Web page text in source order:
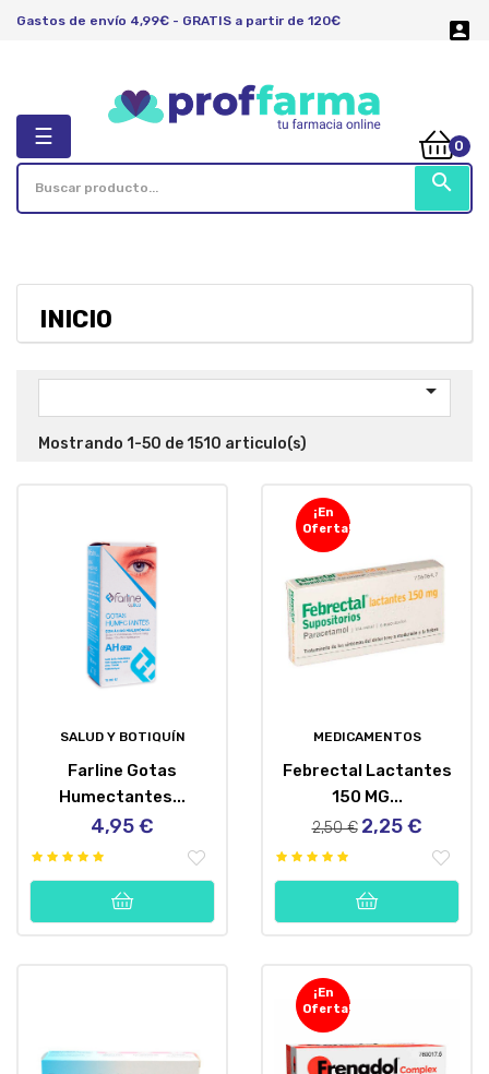
Gastos de envío 4,99€ - GRATIS a partir de 120€ 
search
Navegación
de
palanca
☰ 0
INICIO

Mostrando 1-50 de 1510 articulo(s)
SALUD Y BOTIQUÍN
Farline Gotas
Humectantes...
Precio
4,95 €
¡En
Oferta!
MEDICAMENTOS
Febrectal Lactantes
150 MG...
Precio
2,50 € Precio
2,25 €
¡En
Oferta!